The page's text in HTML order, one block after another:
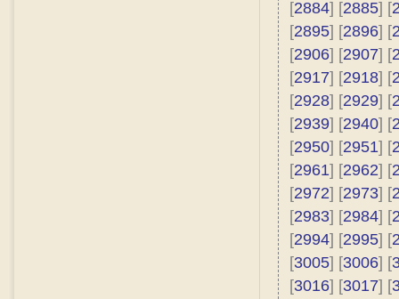
[2884] [2885] [
[2895] [2896] [
[2906] [2907] [
[2917] [2918] [
[2928] [2929] [
[2939] [2940] [
[2950] [2951] [
[2961] [2962] [
[2972] [2973] [
[2983] [2984] [
[2994] [2995] [
[3005] [3006] [
[3016] [3017] [